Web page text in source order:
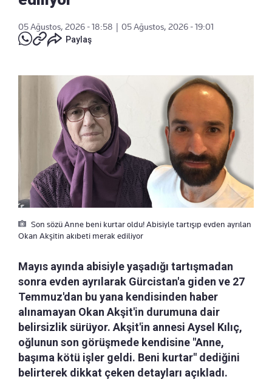
05 Ağustos, 2026 - 18:58
05 Ağustos, 2026 - 19:01
Paylaş
Son sözü Anne beni kurtar oldu! Abisiyle tartışıp evden ayrılan
Okan Akşitin akıbeti merak ediliyor
Mayıs ayında abisiyle yaşadığı tartışmadan
sonra evden ayrılarak Gürcistan'a giden ve 27
Temmuz'dan bu yana kendisinden haber
alınamayan Okan Akşit'in durumuna dair
belirsizlik sürüyor. Akşit'in annesi Aysel Kılıç,
oğlunun son görüşmede kendisine "Anne,
başıma kötü işler geldi. Beni kurtar" dediğini
belirterek dikkat çeken detayları açıkladı.